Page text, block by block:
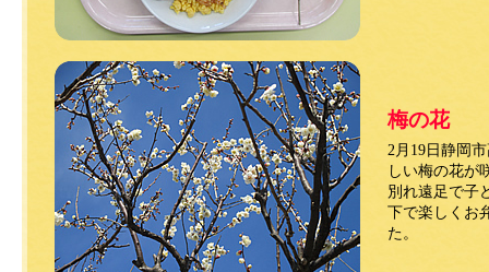
梅の花
2月19日静岡
しい梅の花が
別れ遠足で子
下で楽しくお
た。